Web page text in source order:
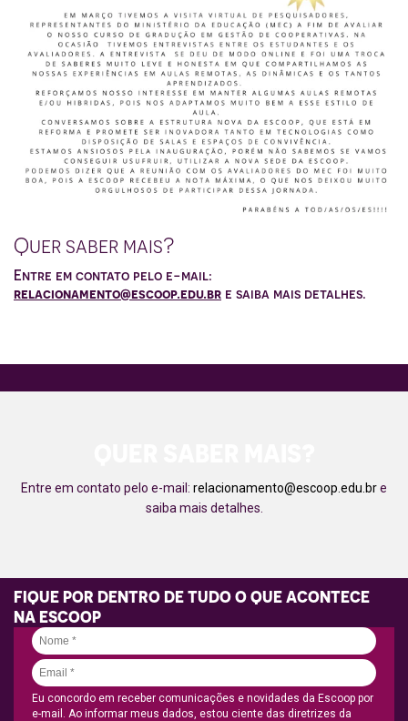
Quer saber mais?
Entre em contato pelo e-mail:
relacionamento@escoop.edu.br e saiba mais detalhes.
Entre em contato pelo e-mail: relacionamento@escoop.edu.bre
saiba mais detalhes.
FIQUE POR DENTRO DE TUDO O QUE ACONTECE
NA ESCOOP
Eu concordo em receber comunicações e novidades da Escoop por
e-mail. Ao informar meus dados, estou ciente das diretrizes da